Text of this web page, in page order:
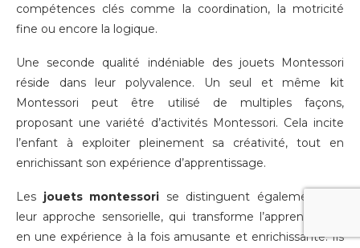
compétences clés comme la coordination, la motricité
fine ou encore la logique.
Une seconde qualité indéniable des jouets Montessori
réside dans leur polyvalence. Un seul et même kit
Montessori peut être utilisé de multiples façons,
proposant une variété d’activités Montessori. Cela incite
l’enfant à exploiter pleinement sa créativité, tout en
enrichissant son expérience d’apprentissage.
Les jouets montessori se distinguent également par
leur approche sensorielle, qui transforme l’apprentissage
en une expérience à la fois amusante et enrichissante. Ils